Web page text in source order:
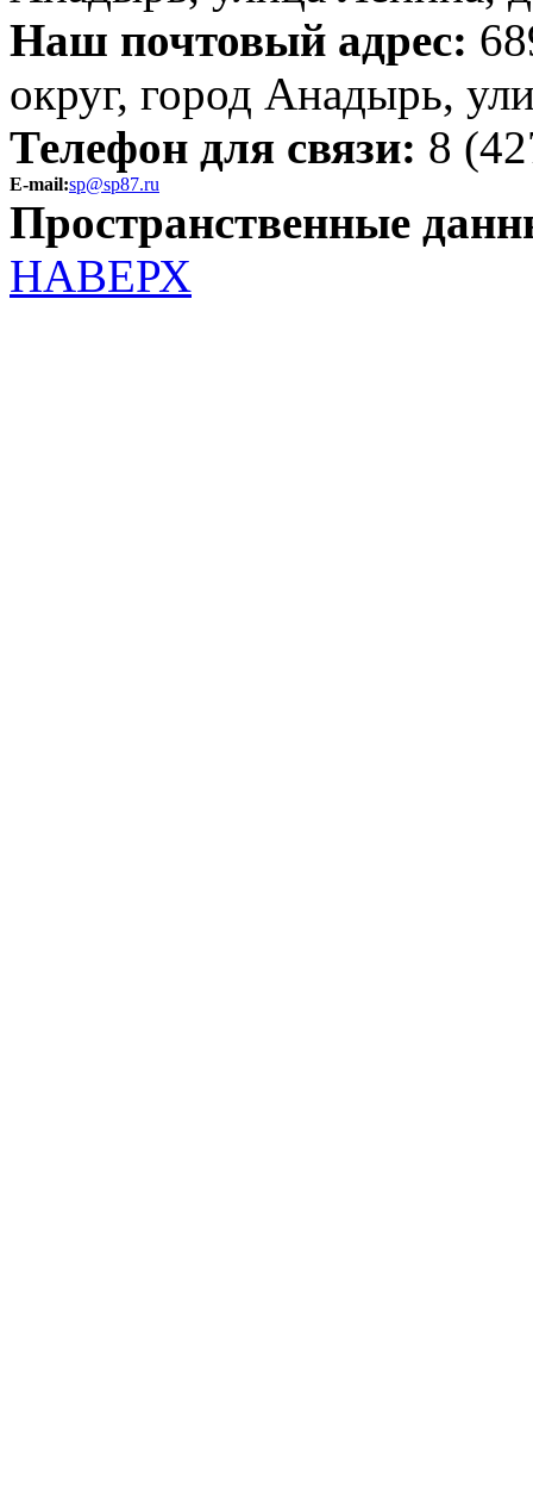
Наш почтовый адрес:
округ, город Анадырь,
Телефон для связи: 8
E-mail:sp@sp87.ru
Пространственные
НАВЕРХ